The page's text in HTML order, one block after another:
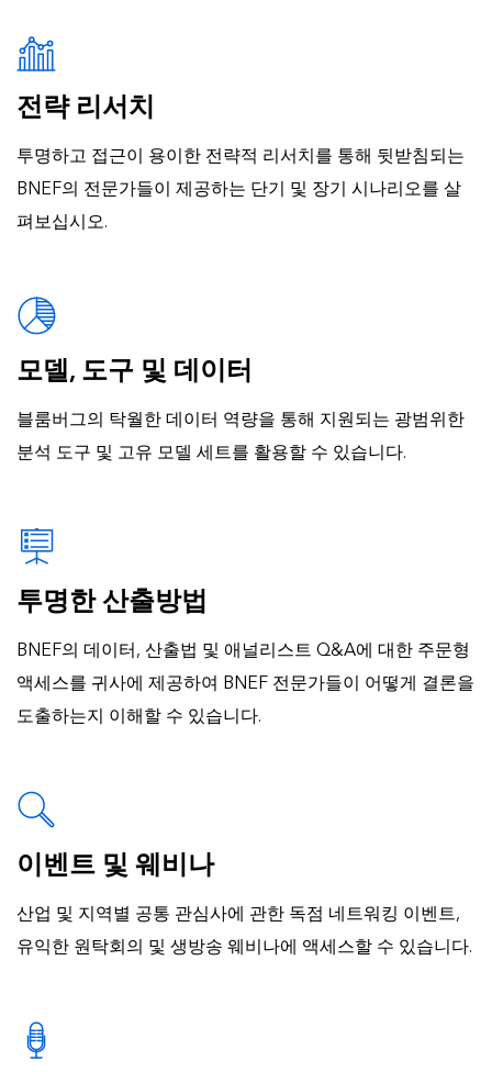
전략 리서치
투명하고 접근이 용이한 전략적 리서치를 통해 뒷받침되는
BNEF의 전문가들이 제공하는 단기 및 장기 시나리오를 살
펴보십시오.
모델, 도구 및 데이터
블룸버그의 탁월한 데이터 역량을 통해 지원되는 광범위한
분석 도구 및 고유 모델 세트를 활용할 수 있습니다.
투명한 산출방법
BNEF의 데이터, 산출법 및 애널리스트 Q&A에 대한 주문형
액세스를 귀사에 제공하여 BNEF 전문가들이 어떻게 결론을
도출하는지 이해할 수 있습니다.
이벤트 및 웨비나
산업 및 지역별 공통 관심사에 관한 독점 네트워킹 이벤트,
유익한 원탁회의 및 생방송 웨비나에 액세스할 수 있습니다.